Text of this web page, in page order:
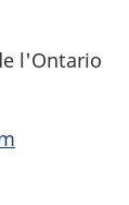
l'Ontario